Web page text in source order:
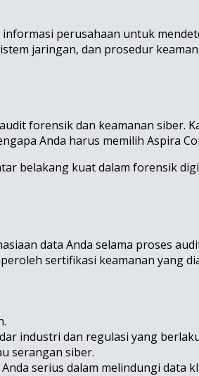
perusahaan untuk
jaringan, dan prosedur
forensik dan keamanan siber.
Anda harus memilih Aspira
belakang kuat dalam forensik
data Anda selama proses
sertifikasi keamanan yang
industri dan regulasi yang
serangan siber.
serius dalam melindungi data